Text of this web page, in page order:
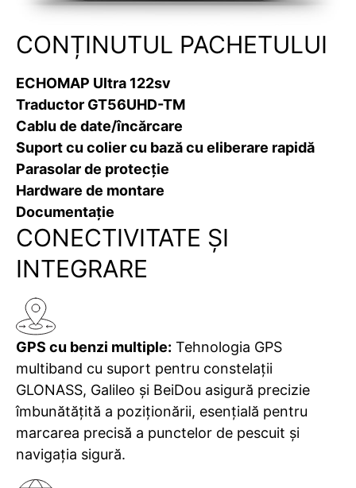
CONȚINUTUL PACHETULUI
ECHOMAP Ultra 122sv
Traductor GT56UHD-TM
Cablu de date/încărcare
Suport cu colier cu bază cu eliberare rapidă
Parasolar de protecție
Hardware de montare
Documentație
CONECTIVITATE ȘI
INTEGRARE
GPS cu benzi multiple: Tehnologia GPS
multiband cu suport pentru constelații
GLONASS, Galileo și BeiDou asigură precizie
îmbunătățită a poziționării, esențială pentru
marcarea precisă a punctelor de pescuit și
navigația sigură.